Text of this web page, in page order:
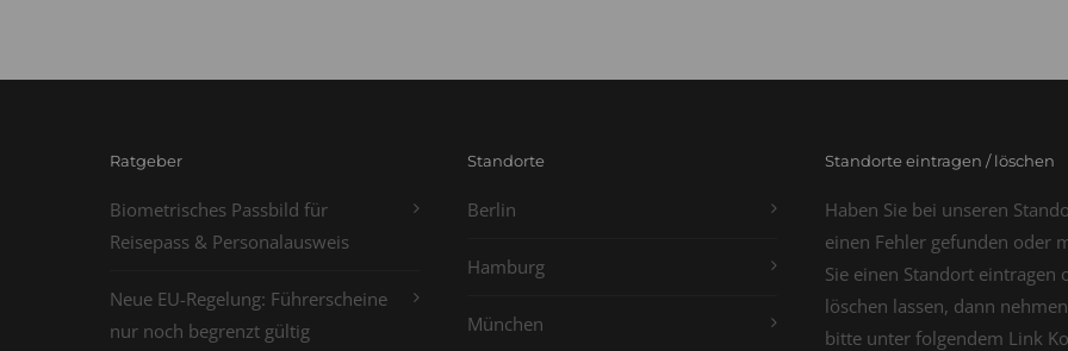
Ratgeber
Biometrisches Passbild für
Reisepass & Personalausweis
Neue EU-Regelung: Führerscheine
nur noch begrenzt gültig
Standorte
Berlin
Hamburg
München
Standorte eintragen / löschen
Haben Sie bei unseren
einen Fehler gefunden oder
Sie einen Standort eintragen
löschen lassen, dann
bitte unter folgendem Link